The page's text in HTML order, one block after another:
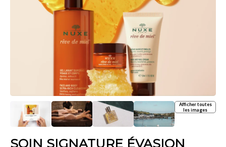
Afficher toutes
les images
SOIN SIGNATURE ÉVASION